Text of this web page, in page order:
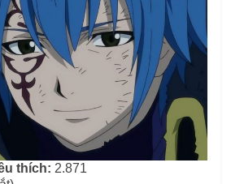
thích: 2.871